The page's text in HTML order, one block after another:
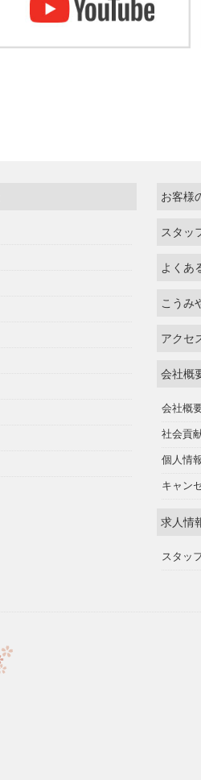
お客様
スタッ
よくあ
こうみ
アクセ
会社概
会社概
社会貢
個人情
キャン
求人情
スタッ